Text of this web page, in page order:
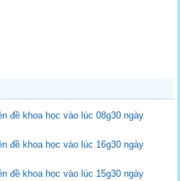
đề khoa học vào lúc 08g30 ngày
đề khoa học vào lúc 16g30 ngày
đề khoa học vào lúc 15g30 ngày